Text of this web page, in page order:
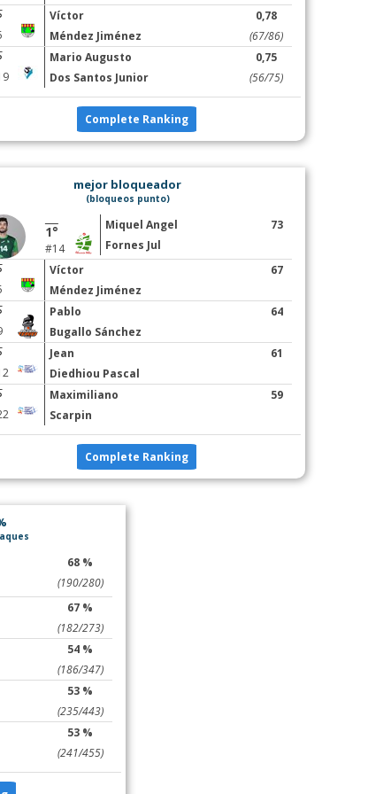
Víctor
Méndez Jiménez
0,78
(67/86)
Mario Augusto
Dos Santos Junior
0,75
(56/75)
Complete Ranking
mejor bloqueador
(bloqueos punto)
1°
#14
Miquel Angel
Fornes Jul
73
Víctor
Méndez Jiménez
67
Pablo
Bugallo Sánchez
64
Jean
Diedhiou Pascal
61
Maximiliano
Scarpin
59
Complete Ranking
68 %
(190/280)
67 %
(182/273)
54 %
(186/347)
53 %
(235/443)
53 %
(241/455)